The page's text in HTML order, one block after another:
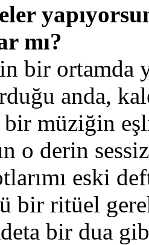
mı?
bir ortamda
anda,
müziğin
o derin
eski
bir ritüel
bir dua